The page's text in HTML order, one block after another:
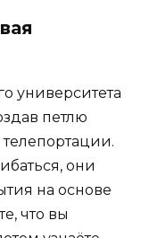
университета
петлю
они
на основе
что вы